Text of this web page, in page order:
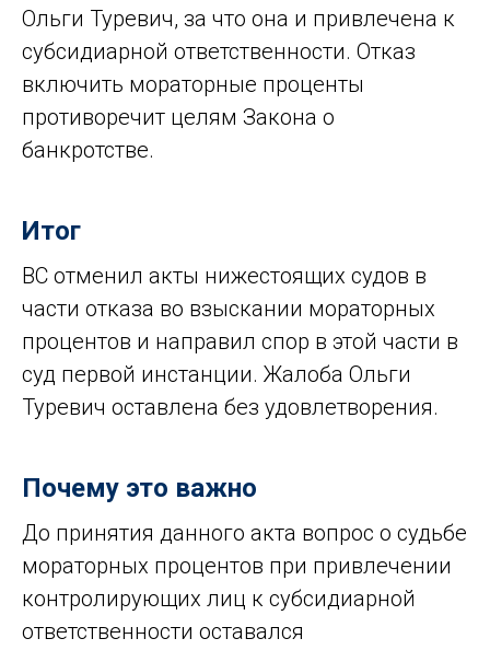
Ольги Туревич, за что она и привлечена к
субсидиарной ответственности. Отказ
включить мораторные проценты
противоречит целям Закона о
банкротстве.
Итог
ВС отменил акты нижестоящих судов в
части отказа во взыскании мораторных
процентов и направил спор в этой части в
суд первой инстанции. Жалоба Ольги
Туревич оставлена без удовлетворения.
Почему это важно
До принятия данного акта вопрос о судьбе
мораторных процентов при привлечении
контролирующих лиц к субсидиарной
ответственности оставался